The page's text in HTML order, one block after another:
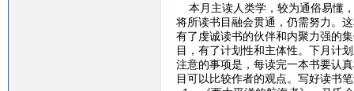
本月主读人类学，较为通俗易懂
将所读书目融会贯通，仍需努力。
有了虔诚读书的伙伴和内聚力强的
目，有了计划性和主体性。下月计
注意的事项是，每读完一本书要认
目可以比较作者的观点。写好读书